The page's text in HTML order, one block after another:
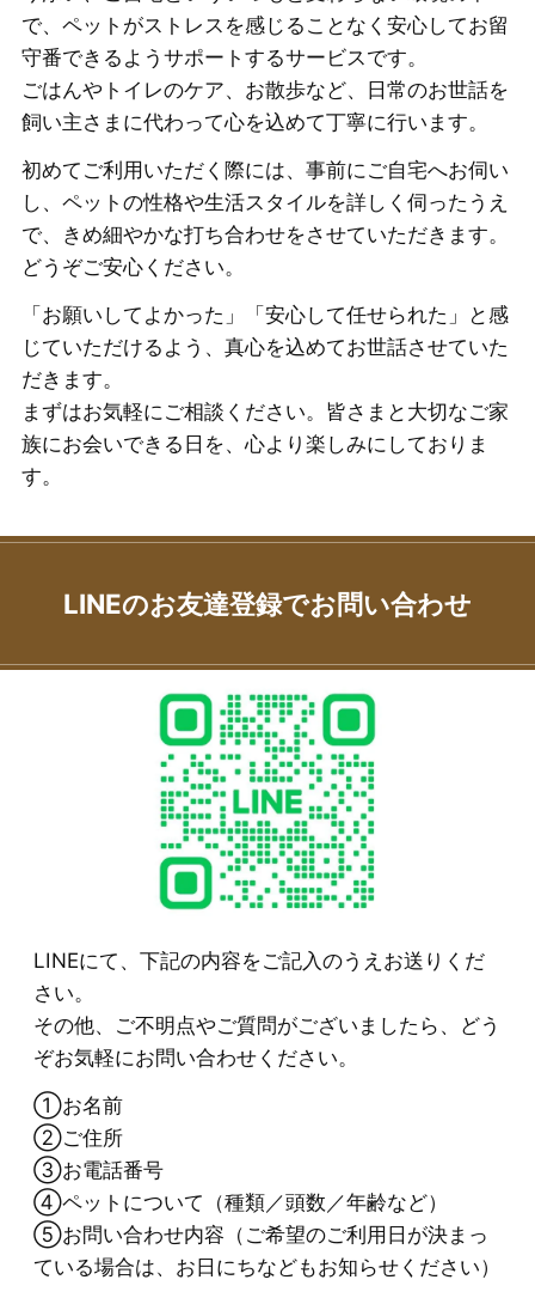
で、ペットがストレスを感じることなく安心してお留
守番できるようサポートするサービスです。
ごはんやトイレのケア、お散歩など、日常のお世話を
飼い主さまに代わって心を込めて丁寧に行います。
初めてご利用いただく際には、事前にご自宅へお伺い
し、ペットの性格や生活スタイルを詳しく伺ったうえ
で、きめ細やかな打ち合わせをさせていただきます。
どうぞご安心ください。
「お願いしてよかった」「安心して任せられた」と感
じていただけるよう、真心を込めてお世話させていた
だきます。
まずはお気軽にご相談ください。皆さまと大切なご家
族にお会いできる日を、心より楽しみにしておりま
す。
LINEのお友達登録でお問い合わせ
LINEにて、下記の内容をご記入のうえお送りくだ
さい。
その他、ご不明点やご質問がございましたら、どう
ぞお気軽にお問い合わせください。
①お名前
②ご住所
③お電話番号
④ペットについて（種類／頭数／年齢など）
⑤お問い合わせ内容（ご希望のご利用日が決まっ
ている場合は、お日にちなどもお知らせください）